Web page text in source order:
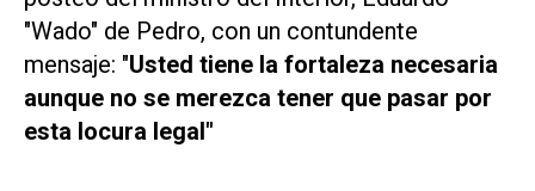
"Wado" de Pedro, con un contundente
mensaje: "Usted tiene la fortaleza necesaria
aunque no se merezca tener que pasar por
esta locura legal"